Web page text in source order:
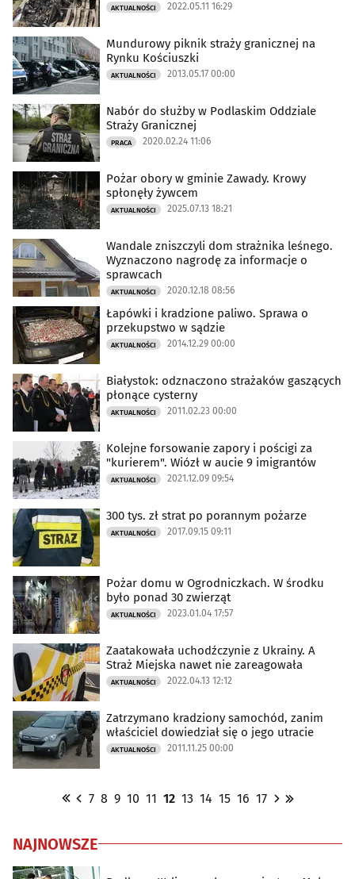
AKTUALNOŚCI 2022.05.11 16:29
Mundurowy piknik straży granicznej na
Rynku Kościuszki
AKTUALNOŚCI 2013.05.17 00:00
Nabór do służby w Podlaskim Oddziale
Straży Granicznej
PRACA 2020.02.24 11:06
Pożar obory w gminie Zawady. Krowy
spłonęły żywcem
AKTUALNOŚCI 2025.07.13 18:21
Wandale zniszczyli dom strażnika leśnego.
Wyznaczono nagrodę za informacje o
sprawcach
AKTUALNOŚCI 2020.12.18 08:56
Łapówki i kradzione paliwo. Sprawa o
przekupstwo w sądzie
AKTUALNOŚCI 2014.12.29 00:00
Białystok: odznaczono strażaków gaszących
płonące cysterny
AKTUALNOŚCI 2011.02.23 00:00
Kolejne forsowanie zapory i pościgi za
"kurierem". Wiózł w aucie 9 imigrantów
AKTUALNOŚCI 2021.12.09 09:54
300 tys. zł strat po porannym pożarze
AKTUALNOŚCI 2017.09.15 09:11
Pożar domu w Ogrodniczkach. W środku
było ponad 30 zwierząt
AKTUALNOŚCI 2023.01.04 17:57
Zaatakowała uchodźczynie z Ukrainy. A
Straż Miejska nawet nie zareagowała
AKTUALNOŚCI 2022.04.13 12:12
Zatrzymano kradziony samochód, zanim
właściciel dowiedział się o jego utracie
AKTUALNOŚCI 2011.11.25 00:00
7 8 9 10 11 12 13 14 15 16 17
NAJNOWSZE